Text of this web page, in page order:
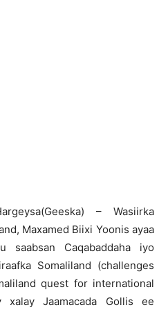
argeysa(Geeska) – Wasiirka
Maxamed Biixi Yoonis ayaa
Caqabaddaha iyo
Somaliland (challenges
quest for international
xalay Jaamacada Gollis ee